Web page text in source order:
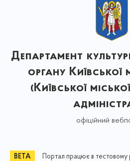
Департамент
органу Київської
(Київської
офіційний
Портал працює в тестовому